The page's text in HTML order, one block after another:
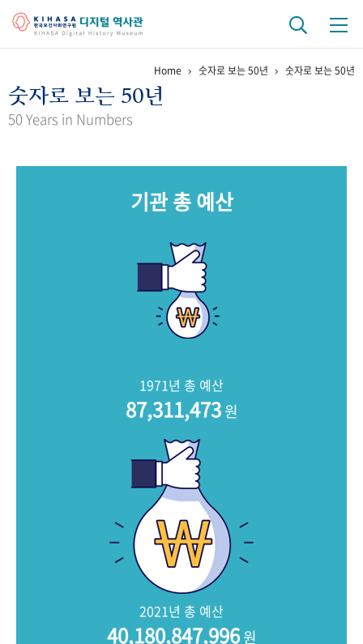
걸어온 길 기관 변천사 역대 기관장
키워드로 보는 연구 역사
문서 기록물 행정박물
Home 숫자로 보는 50년 숫자로 보는 50년
숫자로 보는 50년
50 Years in Numbers
기관 총 예산
1971년 총 예산
87,311,473원
2021년 총 예산
40,180,847,996원